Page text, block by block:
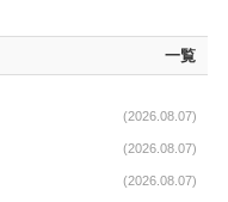
一覧
(2026.08.07)
(2026.08.07)
(2026.08.07)